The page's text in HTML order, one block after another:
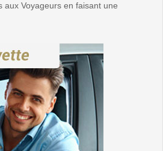
aux Voyageurs en faisant une